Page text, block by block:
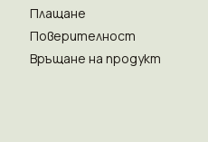
Плащане
Поверителност
Връщане на продукт